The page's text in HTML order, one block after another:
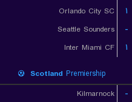
Orlando City SC
۱
Seattle Sounders
-
Inter Miami CF
۱
Scotland Premiership
Kilmarnock
-